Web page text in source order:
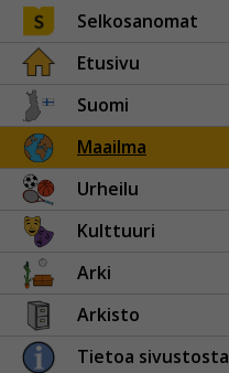
Selkosanomat
Etusivu
Suomi
Maailma
Urheilu
Kulttuuri
Arki
Arkisto
Tietoa sivustosta